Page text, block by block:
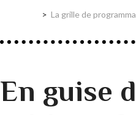
La grille de
En guise